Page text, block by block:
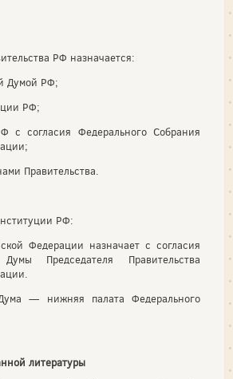
РФ назначается:
Думой РФ;
РФ;
с согласия Федерального Собрания
Правительства.
РФ:
Федерации назначает с согласия
Думы Председателя Правительства
Дума — нижняя палата Федерального
литературы